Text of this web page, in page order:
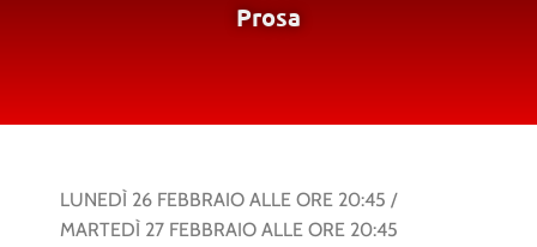
Prosa
LUNEDÌ 26 FEBBRAIO ALLE ORE 20:45 /
MARTEDÌ 27 FEBBRAIO ALLE ORE 20:45